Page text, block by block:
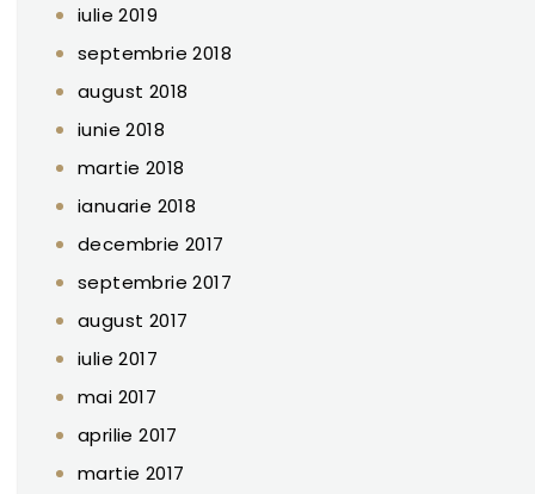
iulie 2019
septembrie 2018
august 2018
iunie 2018
martie 2018
ianuarie 2018
decembrie 2017
septembrie 2017
august 2017
iulie 2017
mai 2017
aprilie 2017
martie 2017